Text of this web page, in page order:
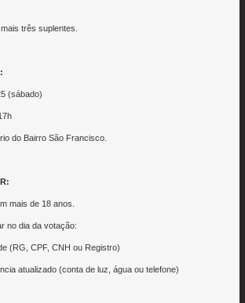
três suplentes.
(sábado)
do Bairro São Francisco.
mais de 18 anos.
no dia da votação:
(RG, CPF, CNH ou Registro)
atualizado (conta de luz, água ou telefone)